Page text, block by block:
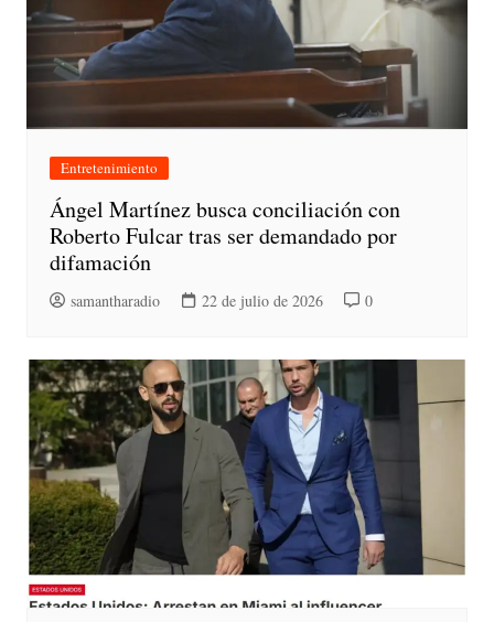
Entretenimiento
Ángel Martínez busca conciliación con
Roberto Fulcar tras ser demandado por
difamación
samantharadio 22 de julio de 2026 0